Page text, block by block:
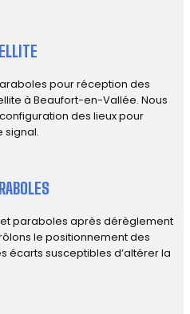
pour réception des
à Beaufort-en-Vallée. Nous
des lieux pour
signal.
paraboles après dérèglement
le positionnement des
écarts susceptibles d’altérer la